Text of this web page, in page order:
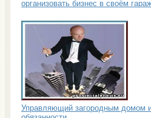
организовать бизнес в своём
Управляющий загородным домом